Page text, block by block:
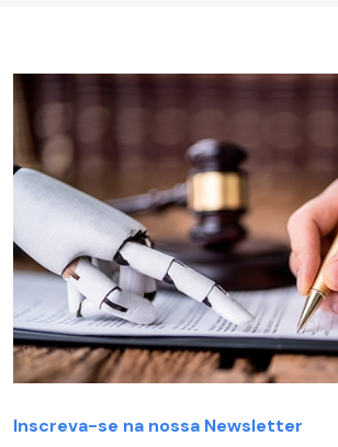
Inscreva-se na nossa Newsletter